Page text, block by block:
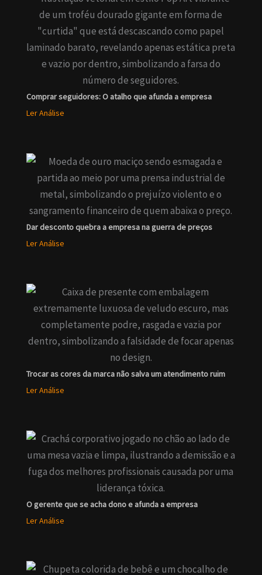
Comprar seguidores: O atalho que afunda a empresa
Ler Análise
Dar desconto quebra a empresa na guerra de preços
Ler Análise
Trocar as cores da marca não salva um atendimento ruim
Ler Análise
O gerente que se acha dono e afunda a empresa
Ler Análise